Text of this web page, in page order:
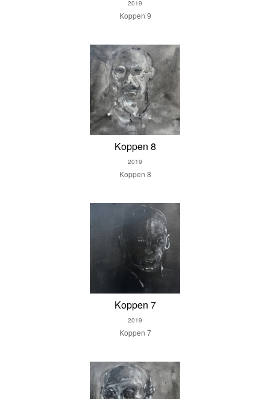
2019
Koppen 9
Koppen 8
2019
Koppen 8
Koppen 7
2019
Koppen 7